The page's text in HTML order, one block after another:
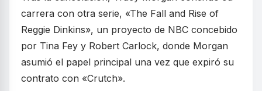
carrera con otra serie, «The Fall and Rise of
Reggie Dinkins», un proyecto de NBC concebido
por Tina Fey y Robert Carlock, donde Morgan
asumió el papel principal una vez que expiró su
contrato con «Crutch».